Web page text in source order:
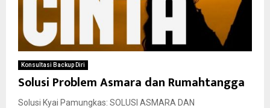
Konsultasi Backup Diri
Solusi Problem Asmara dan Rumahtangga
Solusi Kyai Pamungkas: SOLUSI ASMARA DAN